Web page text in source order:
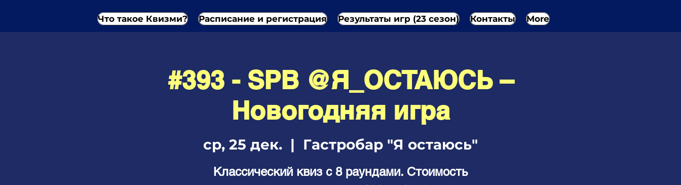
Что такое Квизми? Расписание и регистрация Результаты игр (23 сезон) Контакты More
#393 - SPB @Я_ОСТАЮСЬ –
Новогодняя игра
ср, 25 дек.
  |
Гастробар "Я остаюсь"
Классический квиз с 8 раундами. Стоимость